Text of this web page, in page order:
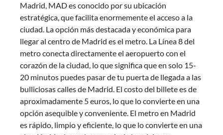
Madrid, MAD es conocido por su ubicación
estratégica, que facilita enormemente el acceso a la
ciudad. La opción más destacada y económica para
llegar al centro de Madrid es el metro. La Línea 8 del
metro conecta directamente el aeropuerto con el
corazón de la ciudad, lo que significa que en solo 15-
20 minutos puedes pasar de tu puerta de llegada a las
bulliciosas calles de Madrid. El costo del billete es de
aproximadamente 5 euros, lo que lo convierte en una
opción asequible y conveniente. El metro en Madrid
es rápido, limpio y eficiente, lo que lo convierte en una